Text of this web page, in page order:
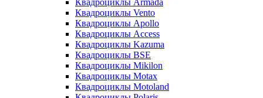
Квадроциклы Armada
Квадроциклы Vento
Квадроциклы Apollo
Квадроциклы Access
Квадроциклы Kazuma
Квадроциклы BSE
Квадроциклы Mikilon
Квадроциклы Motax
Квадроциклы Motoland